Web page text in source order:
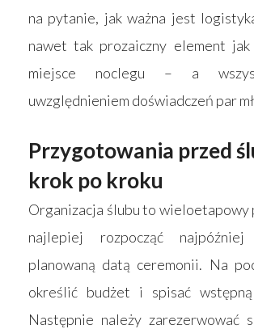
na pytanie, jak ważna jest
nawet tak prozaiczny element
miejsce noclegu – a
uwzględnieniem doświadczeń par
Przygotowania przed
krok po kroku
Organizacja ślubu to wieloetapowy
najlepiej rozpocząć
planowaną datą ceremonii. Na
określić budżet i spisać
Następnie należy zarezerwować